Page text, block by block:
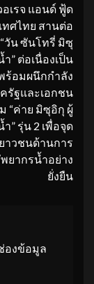
อเรจ แอนด์ ฟู้ด
ทศไทย สานต่อ
วัน ซันโทรี่ มิซุ
” ต่อเนื่องเป็น
ร้อมผนึกกำลัง
รัฐและเอกชน
“ค่าย มิซุอิกุ ผู้
” รุ่น 2 เพื่อจุด
าวชนด้านการ
ยากรน้ำอย่าง
ยั่งยืน
องข้อมูล